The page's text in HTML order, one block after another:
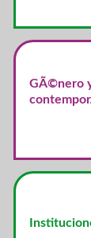
GÃ©nero